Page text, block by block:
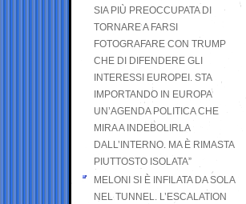
SIA PIÙ PREOCCUPATA DI
TORNARE A FARSI
FOTOGRAFARE CON TRUMP
CHE DI DIFENDERE GLI
INTERESSI EUROPEI. STA
IMPORTANDO IN EUROPA
UN’AGENDA POLITICA CHE
MIRA A INDEBOLIRLA
DALL’INTERNO. MA È RIMASTA
PIUTTOSTO ISOLATA”
MELONI SI È INFILATA DA SOLA
NEL TUNNEL. L’ESCALATION